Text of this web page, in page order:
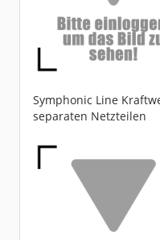
Symphonic Line
separaten Netzteilen